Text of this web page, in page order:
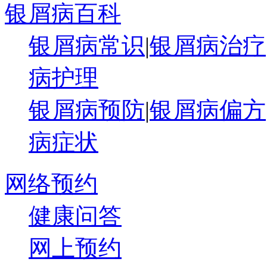
银屑病百科
银屑病常识|银屑病治疗
病护理
银屑病预防|银屑病偏方
病症状
网络预约
健康问答
网上预约